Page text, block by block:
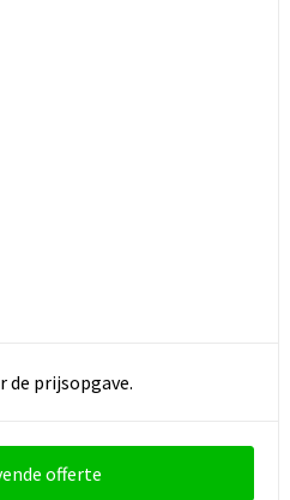
de prijsopgave.
offerte